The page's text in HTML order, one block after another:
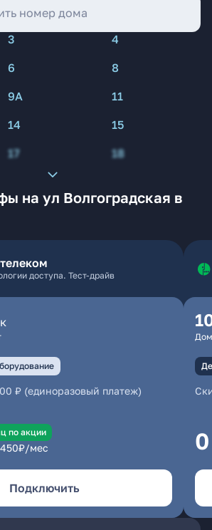
3
4
6
8
9А
11
14
15
17 18
на ул Волгоградская в
доступа. Тест-драйв
₽ (единоразовый платеж)
по акции
450₽/мес
Подключить
0